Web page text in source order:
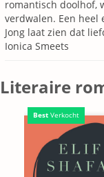
romantisch doolhof,
verdwalen. Een heel
Jong laat zien dat
Ionica Smeets
Literaire
Best Verkocht